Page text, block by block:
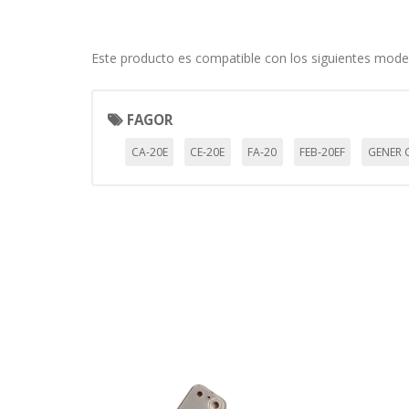
Este producto es compatible con los siguientes
FAGOR
CA-20E CE-20E FA-20 FEB-20EF
ayudan a saber qué páginas